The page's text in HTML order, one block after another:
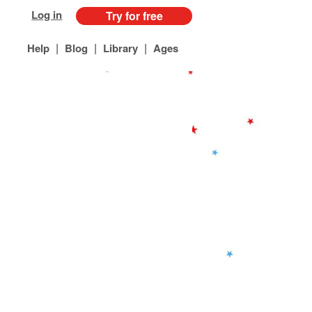
Log in Try for free
Help | Blog | Library | Ages